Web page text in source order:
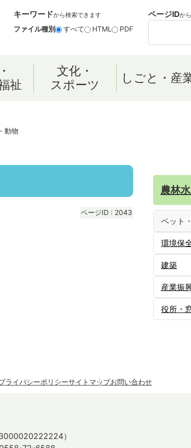
キーワードから検索できます
ファイル種別 すべて HTML PDF
ページIDか
祉
文化・
スポーツ
しごと・産
動物
ページID : 2043
農林
ペット
環境保
建築
産業振
役所・
ライバシーポリシーサイトマップお問い合わせ
）